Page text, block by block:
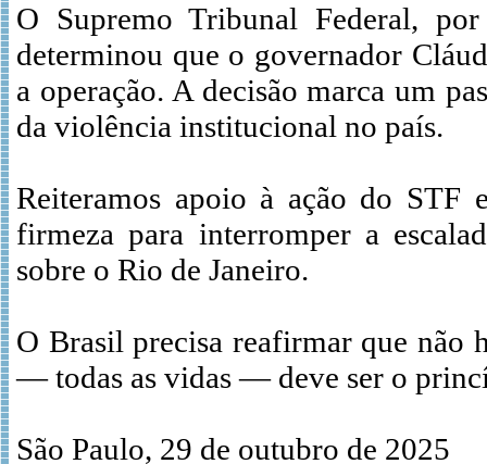
O Supremo Tribunal Federal,
determinou que o governador
a operação. A decisão marca um
da violência institucional no país.
Reiteramos apoio à ação do STF
firmeza para interromper a
sobre o Rio de Janeiro.
O Brasil precisa reafirmar que não
— todas as vidas — deve ser o
São Paulo, 29 de outubro de 2025